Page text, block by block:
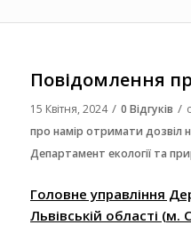
Повідомлення
15 Квітня, 2024 / 0 Відгуків /
про намір отримати дозвіл
Департамент екології та
Головне управління
Львівській області